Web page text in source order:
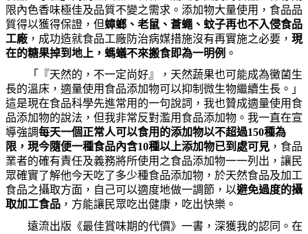
限內色香味極佳及品質不變之需求。添加物大量使用，食品品
質得以獲得保證，但蟑螂、老鼠、蒼蠅、蚊子再也不入侵食品
工廠 ，成功造就食品工廠防治病媒措施沒有再實施之必要， 現
在的糖果掉到地上，螞蟻不來搬食即為一明例 。
「『天然的，不一定尚好』，天然蔬果也可能成為黴菌生
長的溫床，適量使用食品添加物可以抑制微生物繼續生長。」
這是現在食品科學先進常用的一句說詞，我也贊成適量使用食
品添加物的說法，但我非常反對濫用食品添加物。我一直在宣
導強調每天一個正常人可以食用的添加物以不超過150種為
限，現今隨便一種食品內含10種以上添加物已到處可見 ，食品
業者的確有責任及義務將所使用之食品添加物一一列出，讓民
眾確實了解他今天吃了多少種食品添加物，於天然食品及加工
食品之攝取方面，自己可以適度地做一調節，以避免過度的攝
取加工食品 ，方能讓民眾吃出健康，吃出快樂。
遠流出版《最佳賞味期的代價》一書，深獲我的認同。在